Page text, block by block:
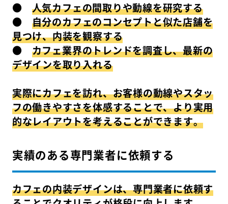
● 人気カフェの間取りや動線を研究する
● 自分のカフェのコンセプトと似た店舗を
見つけ、内装を観察する
● カフェ業界のトレンドを調査し、最新の
デザインを取り入れる
実際にカフェを訪れ、お客様の動線やスタッ
フの働きやすさを体感することで、より実用
的なレイアウトを考えることができます。
実績のある専門業者に依頼する
カフェの内装デザインは、専門業者に依頼す